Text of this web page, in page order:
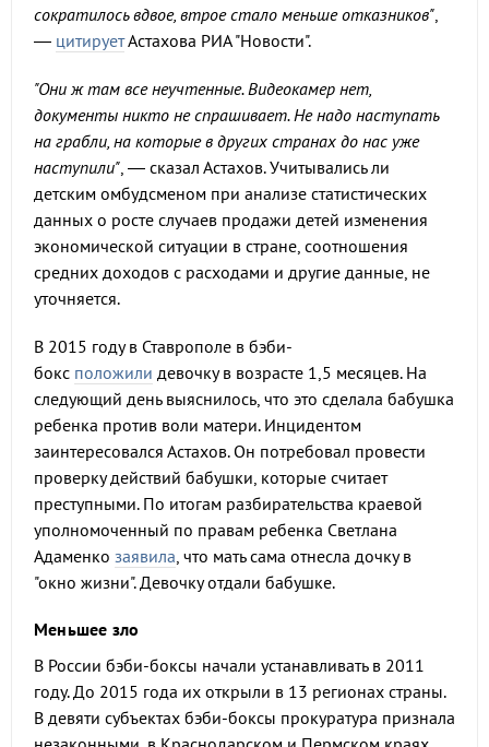
сократилось вдвое, втрое стало меньше отказников",
— цитируетАстахова РИА "Новости".
"Они ж там все неучтенные. Видеокамер нет,
документы никто не спрашивает. Не надо наступать
на грабли, на которые в других странах до нас уже
наступили", — сказал Астахов. Учитывались ли
детским омбудсменом при анализе статистических
данных о росте случаев продажи детей изменения
экономической ситуации в стране, соотношения
средних доходов с расходами и другие данные, не
уточняется.
В 2015 году в Ставрополе в бэби-
бокс положили девочку в возрасте 1,5 месяцев. На
следующий день выяснилось, что это сделала бабушка
ребенка против воли матери. Инцидентом
заинтересовался Астахов. Он потребовал провести
проверку действий бабушки, которые считает
преступными. По итогам разбирательства краевой
уполномоченный по правам ребенка Светлана
Адаменко заявила, что мать сама отнесла дочку в
"окно жизни". Девочку отдали бабушке.
Меньшее зло
В России бэби-боксы начали устанавливать в 2011
году. До 2015 года их открыли в 13 регионах страны.
В девяти субъектах бэби-боксы прокуратура признала